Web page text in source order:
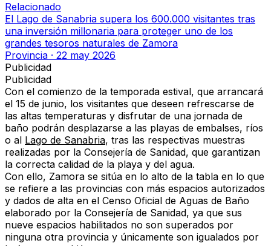
Relacionado
El Lago de Sanabria supera los 600.000 visitantes tras
una inversión millonaria para proteger uno de los
grandes tesoros naturales de Zamora
Provincia · 22 may 2026
Publicidad
Publicidad
Con el comienzo de la temporada estival, que arrancará
el 15 de junio, los visitantes que deseen refrescarse de
las altas temperaturas y disfrutar de una jornada de
baño podrán desplazarse a las playas de embalses, ríos
o al Lago de Sanabria, tras las respectivas muestras
realizadas por la Consejería de Sanidad, que garantizan
la correcta calidad de la playa y del agua.
Con ello, Zamora se sitúa en lo alto de la tabla en lo que
se refiere a las provincias con más espacios autorizados
y dados de alta en el Censo Oficial de Aguas de Baño
elaborado por la Consejería de Sanidad, ya que sus
nueve espacios habilitados no son superados por
ninguna otra provincia y únicamente son igualados por